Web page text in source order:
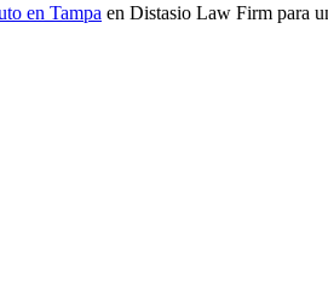
en Tampa en Distasio Law Firm para